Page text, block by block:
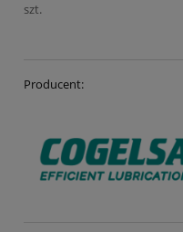
szt.
Producent: